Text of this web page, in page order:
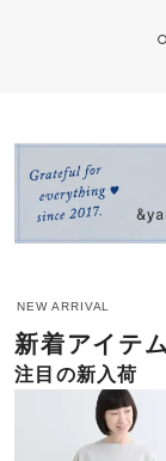
NEW ARRIVAL
新着アイテム
注目の新入荷